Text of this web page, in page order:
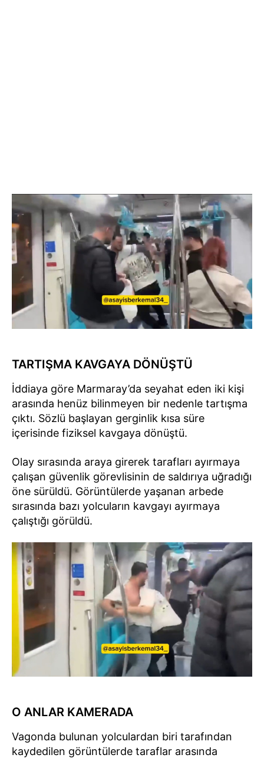
TARTIŞMA KAVGAYA DÖNÜŞTÜ
İddiaya göre Marmaray’da seyahat eden iki kişi
arasında henüz bilinmeyen bir nedenle tartışma
çıktı. Sözlü başlayan gerginlik kısa süre
içerisinde fiziksel kavgaya dönüştü.
Olay sırasında araya girerek tarafları ayırmaya
çalışan güvenlik görevlisinin de saldırıya uğradığı
öne sürüldü. Görüntülerde yaşanan arbede
sırasında bazı yolcuların kavgayı ayırmaya
çalıştığı görüldü.
O ANLAR KAMERADA
Vagonda bulunan yolculardan biri tarafından
kaydedilen görüntülerde taraflar arasında